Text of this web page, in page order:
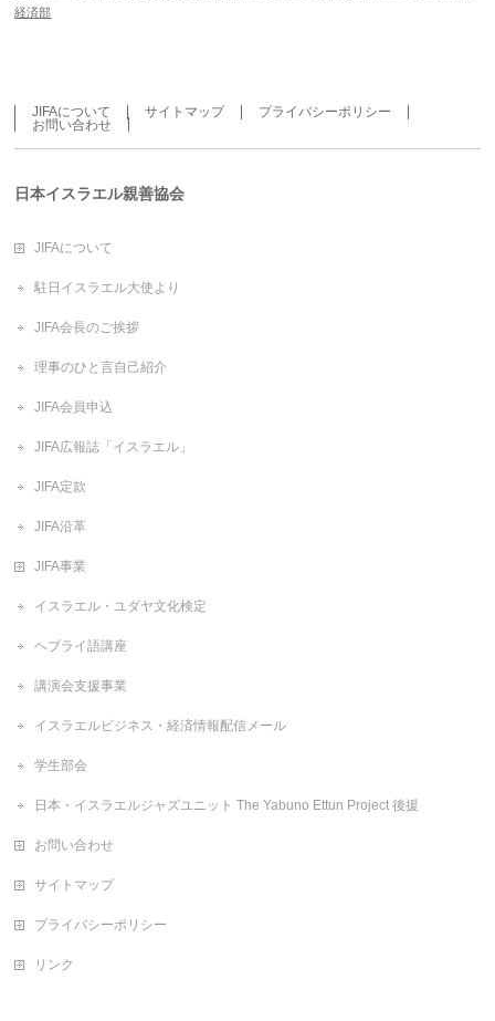
経済部
JIFAについて サイトマップ
プライバシーポリシー
お問い合わせ
日本イスラエル親善協会
JIFAについて
駐日イスラエル大使より
JIFA会長のご挨拶
理事のひと言自己紹介
JIFA会員申込
JIFA広報誌「イスラエル」
JIFA定款
JIFA沿革
JIFA事業
イスラエル・ユダヤ文化検定
ヘブライ語講座
講演会支援事業
イスラエルビジネス・経済情報配信メール
学生部会
日本・イスラエルジャズユニット The Yabuno Ettun Project 後援
お問い合わせ
サイトマップ
プライバシーポリシー
リンク